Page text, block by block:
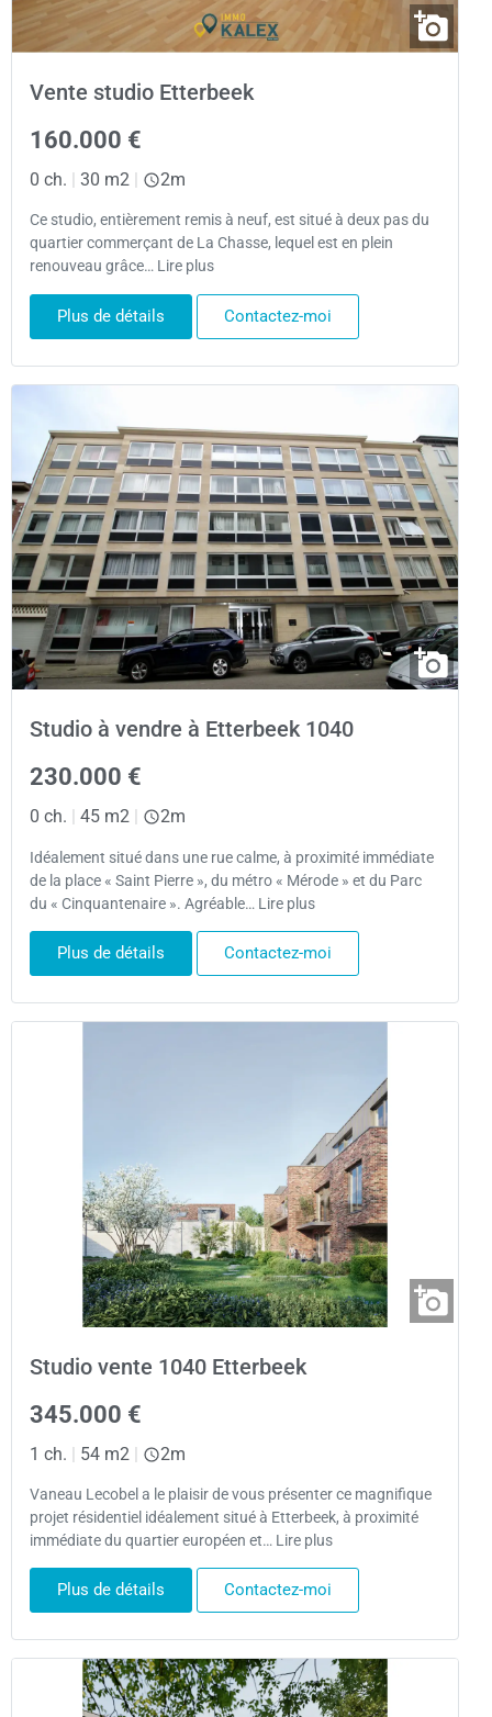
Vente studio Etterbeek
160.000 €
0 ch. | 30 m2 | 2m
Ce studio, entièrement remis à neuf, est situé à deux pas du
quartier commerçant de La Chasse, lequel est en plein
renouveau grâce… Lire plus
Plus de détails Contactez-moi
Studio à vendre à Etterbeek 1040
230.000 €
0 ch. 45 m2 2m
Idéalement situé dans une rue calme, à proximité immédiate
de la place « Saint Pierre », du métro « Mérode » et du Parc
du « Cinquantenaire ». Agréable… Lire plus
Plus de détails Contactez-moi
Studio vente 1040 Etterbeek
345.000 €
1 ch. | 54 m2 | 2m
Vaneau Lecobel a le plaisir de vous présenter ce magnifique
projet résidentiel idéalement situé à Etterbeek, à proximité
immédiate du quartier européen et… Lire plus
Plus de détails Contactez-moi